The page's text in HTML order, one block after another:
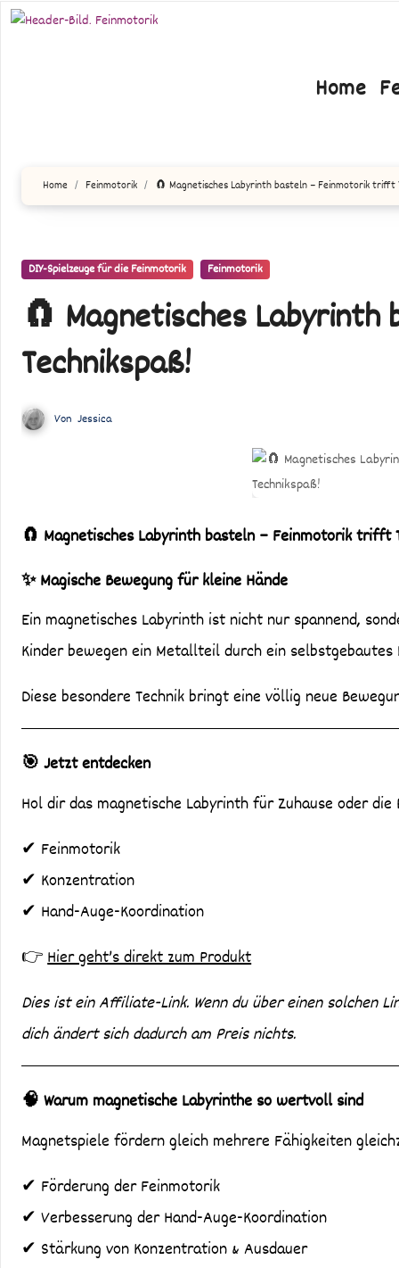
Zum
Home
Home Feinmotorik 🧲 Magnetisches Labyrinth basteln – Feinmotorik trifft
DIY-Spielzeuge für die Feinmotorik Feinmotorik
🧲 Magnetisches
Technikspaß!
Von Jessica
🧲 Magnetisches Labyrinth basteln – Feinmotorik trifft
✨ Magische Bewegung für kleine Hände
Ein magnetisches Labyrinth ist nicht nur spannend, sondern auch ein kleines Wunderwerk zur Förderung der Feinmotorik.
Kinder bewegen ein Metallteil durch ein
Diese besondere Technik bringt eine völlig neue
🎯 Jetzt entdecken
Hol dir das magnetische Labyrinth für Zuhause oder
✔ Feinmotorik
✔ Konzentration
✔ Hand-Auge-Koordination
👉Hier geht’s direkt zum Produkt
Dies ist ein Affiliate-Link. Wenn du über einen solchen
dich ändert sich dadurch am Preis nichts.
🧠 Warum magnetische Labyrinthe so wertvoll sind
Magnetspiele fördern gleich mehrere Fähigkeiten
✔ Förderung der Feinmotorik
✔ Verbesserung der Hand-Auge-Koordination
✔ Stärkung von Konzentration & Ausdauer